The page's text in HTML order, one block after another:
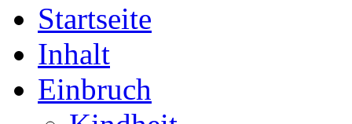
Startseite
Inhalt
Einbruch